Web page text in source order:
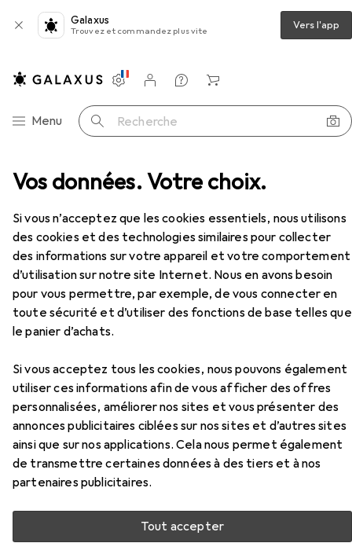
Vos données. Votre choix.
Si vous n’acceptez que les cookies essentiels, nous utilisons
des cookies et des technologies similaires pour collecter
des informations sur votre appareil et votre comportement
d’utilisation sur notre site Internet. Nous en avons besoin
pour vous permettre, par exemple, de vous connecter en
toute sécurité et d’utiliser des fonctions de base telles que
le panier d’achats.
Si vous acceptez tous les cookies, nous pouvons également
utiliser ces informations afin de vous afficher des offres
personnalisées, améliorer nos sites et vous présenter des
annonces publicitaires ciblées sur nos sites et d’autres sites
ainsi que sur nos applications. Cela nous permet également
de transmettre certaines données à des tiers et à nos
partenaires publicitaires.
Tout accepter
Galaxus
Trouvez et commandez plus vite Vers l'app
Navigation par catégorie
Menu Recherche
Paramètres
Compte client
Listes de comparaison
Listes d'envies
Panier
Stockage SSD externe Samsung Portable T7
EUR
334,84 EUR
167,43/1To
Samsung Portable T7
Accessoires pour Samsung
Ici, vous trouverez des accessoires compatibles avec le
produit Samsung Portable T7 des catégories Disque dur :
accessoires et Câble USB.
Pertinence
Liste des produits